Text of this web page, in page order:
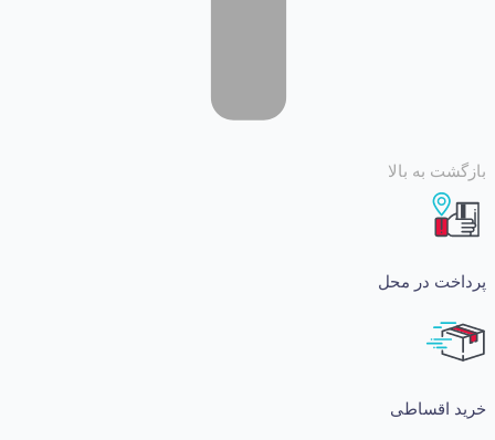
به بالا
در محل